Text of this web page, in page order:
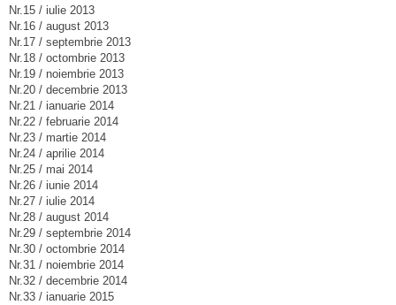
Nr.15 / iulie 2013
Nr.16 / august 2013
Nr.17 / septembrie 2013
Nr.18 / octombrie 2013
Nr.19 / noiembrie 2013
Nr.20 / decembrie 2013
Nr.21 / ianuarie 2014
Nr.22 / februarie 2014
Nr.23 / martie 2014
Nr.24 / aprilie 2014
Nr.25 / mai 2014
Nr.26 / iunie 2014
Nr.27 / iulie 2014
Nr.28 / august 2014
Nr.29 / septembrie 2014
Nr.30 / octombrie 2014
Nr.31 / noiembrie 2014
Nr.32 / decembrie 2014
Nr.33 / ianuarie 2015